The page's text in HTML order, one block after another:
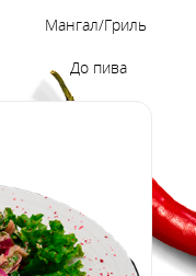
Мангал/Гриль
До пива